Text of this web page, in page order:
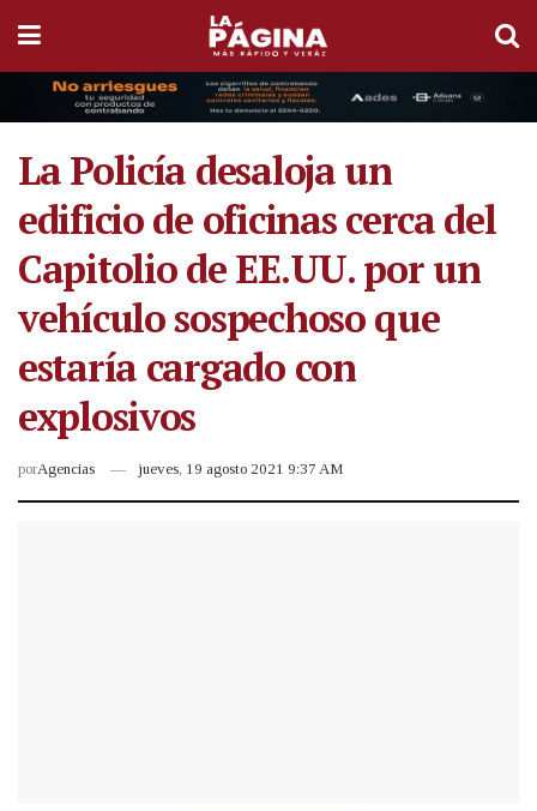
La Policía desaloja un
edificio de oficinas cerca del
Capitolio de EE.UU. por un
vehículo sospechoso que
estaría cargado con
explosivos
porAgencias jueves, 19 agosto 2021 9:37 AM